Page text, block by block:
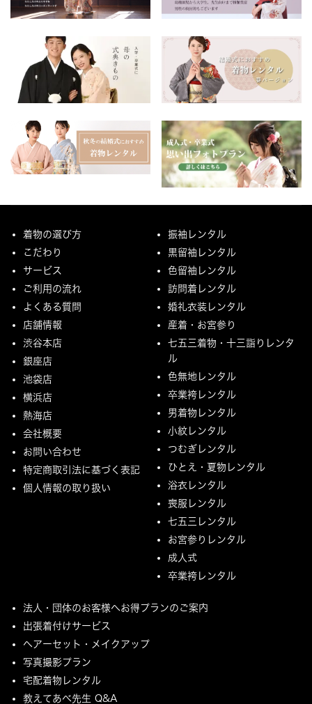
着物の選び方
こだわり
サービス
ご利用の流れ
よくある質問
店舗情報
渋谷本店
銀座店
池袋店
横浜店
熱海店
会社概要
お問い合わせ
特定商取引法に基づく表記
個人情報の取り扱い
振袖レンタル
黒留袖レンタル
色留袖レンタル
訪問着レンタル
婚礼衣装レンタル
産着・お宮参り
七五三着物・十三詣りレンタ
ル
色無地レンタル
卒業袴レンタル
男着物レンタル
小紋レンタル
つむぎレンタル
ひとえ・夏物レンタル
浴衣レンタル
喪服レンタル
七五三レンタル
お宮参りレンタル
成人式
卒業袴レンタル
法人・団体のお客様へお得プランのご案内
出張着付けサービス
ヘアーセット・メイクアップ
写真撮影プラン
宅配着物レンタル
教えてあべ先生 Q&A